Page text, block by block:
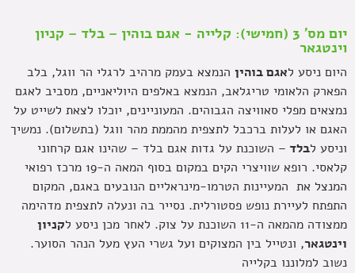
יום מס' 3 (חמישי): קלייה - אגם בוהין – בלד – קניון
וינטגאר
היום ניסע לאגם בוהין הנמצא בעמק מרהיב לרגלי הר ווגל, בלב
הפארק הלאומי טריגלאב, הנמצא באלפים היוליאניים, מסביב לאגם
נמצאים מפלי סאוויצה הגבוהים. המעוניינים, יוכלו לצאת לשייט על
האגם או לעלות ברכבל לתצפית מהממת מהר ווגל (בתשלום). נמשיך
וניסע לבלד – השוכנת על גדות אגם בלד – שהינו אגם קרחוני
קלאסי. רופא שוויצרי הקים במקום בסוף המאה ה-19 מרכז רפואי
המנצל את המעיינות הטרמו-מינראליים הנובעים באגם, המקום
התפתח לעיירת נופש פסטורלית. נסייר בה ונעלה לתצפית מדהימה
ממצודה מהמאה ה-11 השוכנת על צוק. לאחר מכן ניסע ל
קניון
וינטגאר, ונטייל בין המצוקים ועל גשרי העץ מעל הנהר הסוער.
נשוב למלוננו בקלייה